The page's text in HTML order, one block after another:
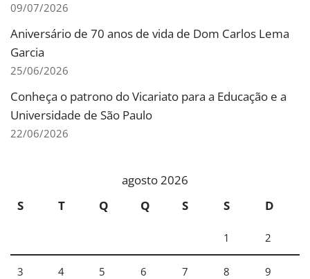
09/07/2026
Aniversário de 70 anos de vida de Dom Carlos Lema
Garcia
25/06/2026
Conheça o patrono do Vicariato para a Educação e a
Universidade de São Paulo
22/06/2026
agosto 2026
S
T Q Q S S D
1 2
3 4 5 6 7 8 9